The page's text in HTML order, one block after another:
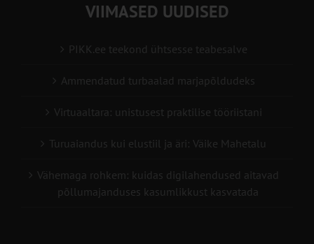
VIIMASED UUDISED
PIKK.ee teekond ühtsesse teabesalve
Ammendatud turbaalad marjapõldudeks
Virtuaaltara: unistusest praktilise tööriistani
Turuaiandus kui elustiil ja äri: Väike Mahetalu
Vähemaga rohkem: kuidas digilahendused aitavad
põllumajanduses kasumlikkust kasvatada